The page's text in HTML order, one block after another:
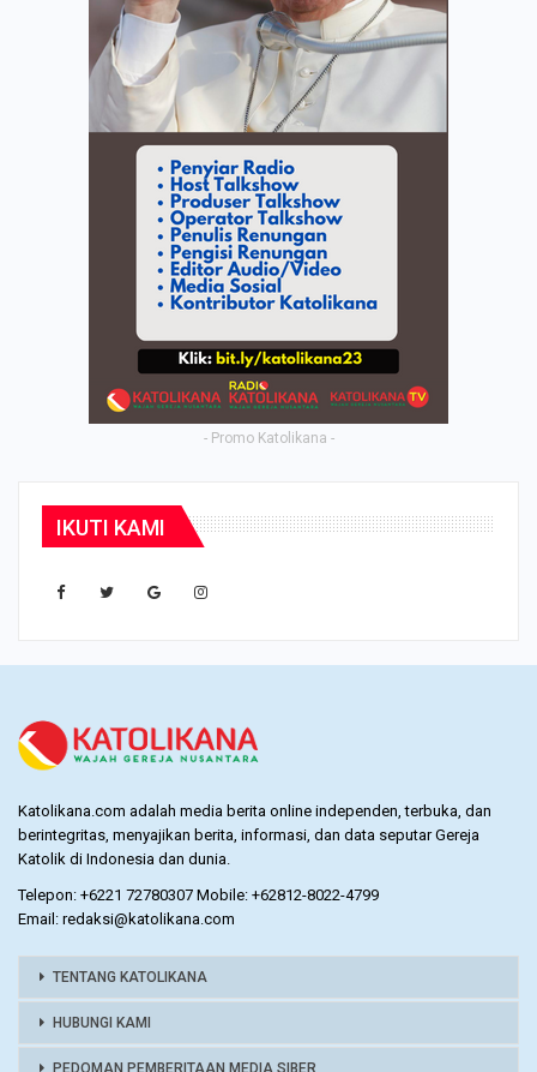
- Promo Katolikana -
IKUTI KAMI
Katolikana.com adalah media berita online independen, terbuka, dan
berintegritas, menyajikan berita, informasi, dan data seputar Gereja
Katolik di Indonesia dan dunia.
Telepon: +6221 72780307 Mobile: +62812-8022-4799
Email: redaksi@katolikana.com
TENTANG KATOLIKANA
HUBUNGI KAMI
PEDOMAN PEMBERITAAN MEDIA SIBER